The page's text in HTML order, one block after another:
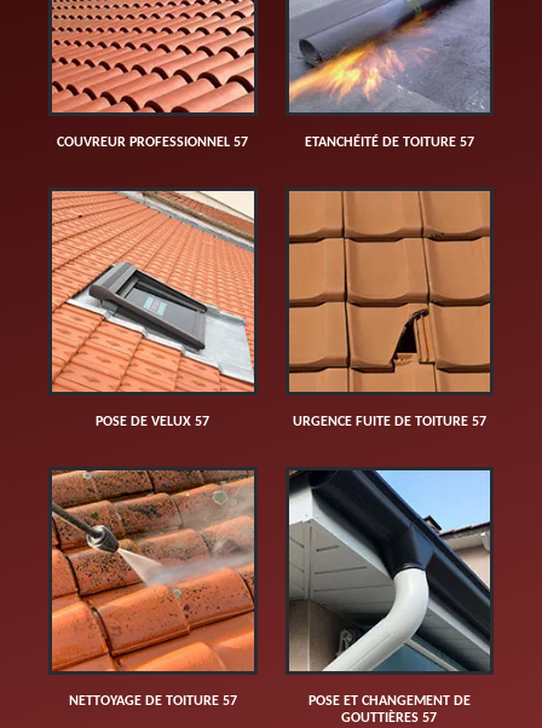
COUVREUR PROFESSIONNEL 57 ETANCHÉITÉ DE TOITURE 57
POSE DE VELUX 57 URGENCE FUITE DE TOITURE 57
NETTOYAGE DE TOITURE 57
POSE ET CHANGEMENT DE
GOUTTIÈRES 57